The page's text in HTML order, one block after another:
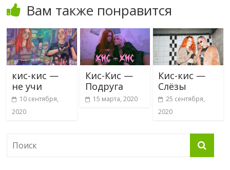
Вам также понравится
кис-кис —
не учи
10 сентября,
2020
Кис-Кис —
Подруга
15 марта, 2020
Кис-кис —
Слёзы
25 сентября,
2020